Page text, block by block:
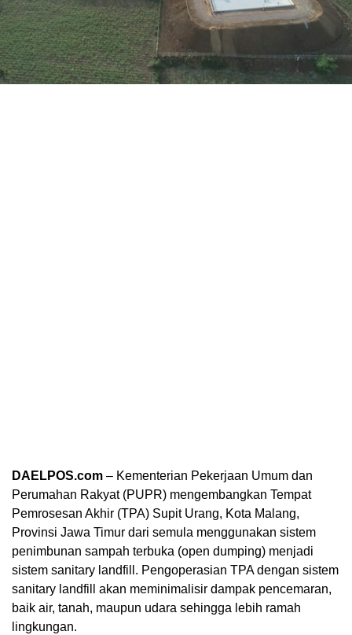
DAELPOS.com – Kementerian Pekerjaan Umum dan
Perumahan Rakyat (PUPR) mengembangkan Tempat
Pemrosesan Akhir (TPA) Supit Urang, Kota Malang,
Provinsi Jawa Timur dari semula menggunakan sistem
penimbunan sampah terbuka (open dumping) menjadi
sistem sanitary landfill. Pengoperasian TPA dengan sistem
sanitary landfill akan meminimalisir dampak pencemaran,
baik air, tanah, maupun udara sehingga lebih ramah
lingkungan.